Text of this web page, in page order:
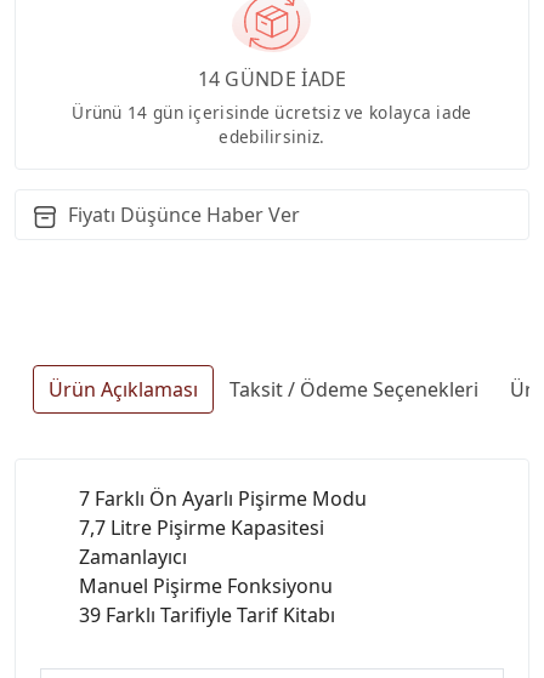
14 GÜNDE İADE
Ürünü 14 gün içerisinde ücretsiz ve kolayca iade
edebilirsiniz.
Fiyatı Düşünce Haber Ver
Ürün Açıklaması Taksit / Ödeme Seçenekleri
7 Farklı Ön Ayarlı Pişirme Modu
7,7 Litre Pişirme Kapasitesi
Zamanlayıcı
Manuel Pişirme Fonksiyonu
39 Farklı Tarifiyle Tarif Kitabı